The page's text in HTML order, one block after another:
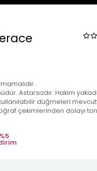
Astarsızdır. Hakim
düğmeleri
çekimlerinden dolayı ton
%5